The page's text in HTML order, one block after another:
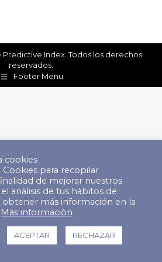
Predictive Index. Todos los derechos
reservados.
Footer Menu
cookies
Cookies para recopilar
de mejorar nuestros
análisis de tus hábitos de
obtener más información en la
Más información
ACEPTAR RECHAZAR